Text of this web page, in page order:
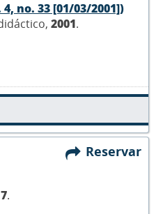
no. 33 [01/03/2001])
2001.
Reservar
.